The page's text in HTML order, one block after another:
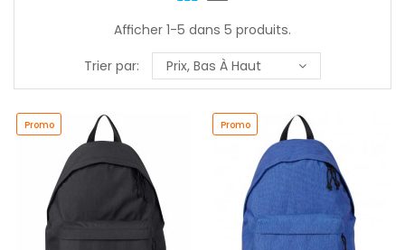
Afficher 1-5 dans 5 produits.
Trier par:
Prix, Bas À Haut
Promo Promo